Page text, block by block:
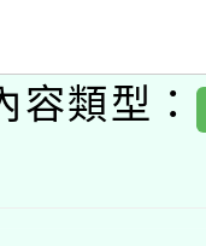
函釋公
申請許可
利署委託
類型：